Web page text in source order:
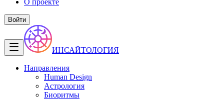
О проекте
Войти
ИНСАЙТОЛОГИЯ
Направления
Human Design
Астрология
Биоритмы